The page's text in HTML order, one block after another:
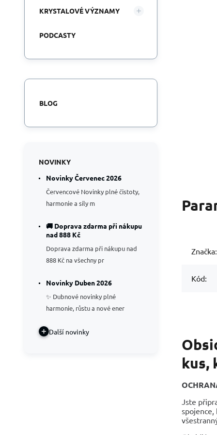
Značka:
Kód:
kus,
Jste
KRYSTALOVÉ VÝZNAMY
PODCASTY
BLOG
NOVINKY
Novinky Červenec 2026
Červencové Novinky plné čistoty,
harmonie a síly m
🚚 Doprava zdarma při nákupu
nad 888 Kč
Doprava zdarma při nákupu nad
888 Kč na všechny pr
Novinky Duben 2026
✨ Dubnové novinky plné
harmonie, růstu a nové ener
Další novinky